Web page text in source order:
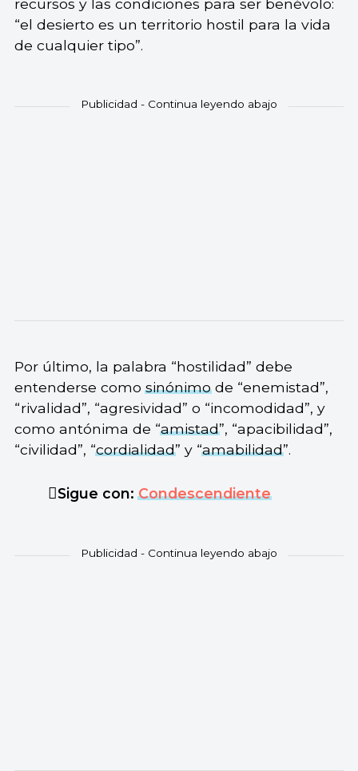
“el desierto es un territorio hostil para la vida
de cualquier tipo”.
Por último, la palabra “hostilidad” debe
entenderse comosinónimode “enemistad”,
“rivalidad”, “agresividad” o “incomodidad”, y
como antónima de “amistad”, “apacibilidad”,
“civilidad”, “cordialidad” y “amabilidad”.
Sigue con:Condescendiente